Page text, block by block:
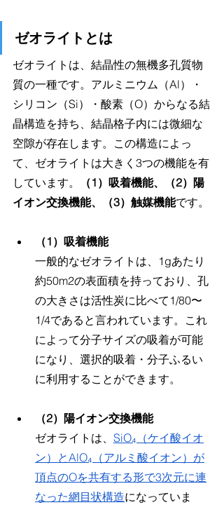
ゼオライトとは
ゼオライトは、結晶性の無機多孔質物
質の一種です。アルミニウム（Al）・
シリコン（Si）・酸素（O）からなる結
晶構造を持ち、結晶格子内には微細な
空隙が存在します。この構造によっ
て、ゼオライトは大きく3つの機能を有
しています。
（1）吸着機能、（2）陽
イオン交換機能、（3）触媒機能です。
（1）吸着機能
一般的なゼオライトは、1gあたり
約50m2の表面積を持っており、孔
の大きさは活性炭に比べて1/80〜
1/4であると言われています。これ
によって分子サイズの吸着が可能
になり、選択的吸着・分子ふるい
に利用することができます。
（2）陽イオン交換機能
ゼオライトは、 SiO₄（ケイ酸イオ
ン）とAlO₄（アルミ酸イオン）が
頂点のOを共有する形で3次元に連
なった網目状構造になっていま